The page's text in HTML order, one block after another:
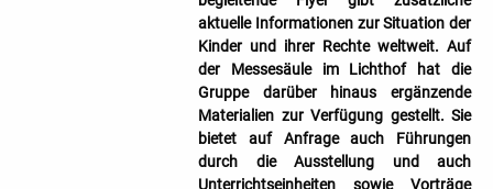
aktuelle Informationen zur Situation der
Kinder und ihrer Rechte weltweit. Auf
der Messesäule im Lichthof hat die
Gruppe darüber hinaus ergänzende
Materialien zur Verfügung gestellt. Sie
bietet auf Anfrage auch Führungen
durch die Ausstellung und auch
Unterrichtseinheiten sowie Vorträge